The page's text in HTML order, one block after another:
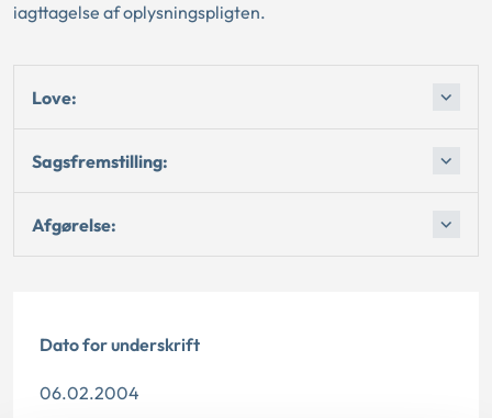
iagttagelse af oplysningspligten.
Love:
Sagsfremstilling:
Afgørelse:
Dato for underskrift
06.02.2004